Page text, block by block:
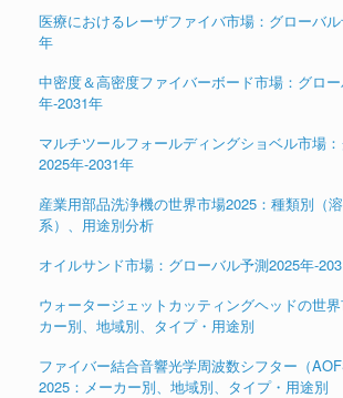
医療におけるレーザファイバ市場：グローバ
年
中密度＆高密度ファイバーボード市場：グロ
年-2031年
マルチツールフォールディングショベル市場
2025年-2031年
産業用部品洗浄機の世界市場2025：種類別（
系）、用途別分析
オイルサンド市場：グローバル予測2025年-
ウォータージェットカッティングヘッドの世
カー別、地域別、タイプ・用途別
ファイバー結合音響光学周波数シフター（
2025：メーカー別、地域別、タイプ・用途別